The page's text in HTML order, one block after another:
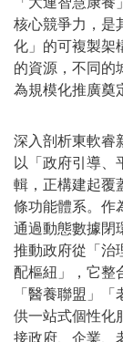
核心競爭力，是
化」的可複製
的資源，不同的
為規模化推廣奠
深入剖析東軟睿
以「政府引導、
輯，正構建起
條功能體系。作
通過動態數據閉
推動政府從「治
配樞紐」，它整
「醫養聯盟」
供一站式個性化